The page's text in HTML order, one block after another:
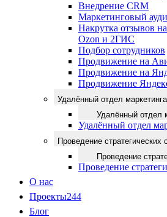
Внедрение CRM
Маркетинговый
Накрутка отзывов
Ozon и 2ГИС
Подбор сотрудников
Продвижение на
Продвижение на
Продвижение
Удалённый отдел маркетинга
Удалённый отдел
Удалённый отдел
Проведение стратегических
Проведение
Проведение
О нас
Проекты244
Блог